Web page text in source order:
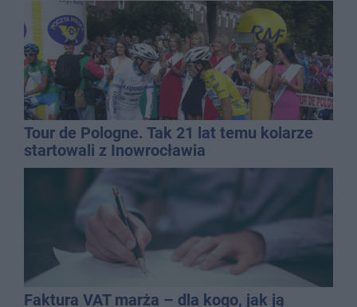
Tour de Pologne. Tak 21 lat temu kolarze
startowali z Inowrocławia
Faktura VAT marża – dla kogo, jak ją